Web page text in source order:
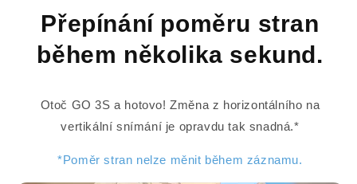
Přepínání poměru stran
během několika sekund.
Otoč GO 3S a hotovo! Změna z horizontálního na
vertikální snímání je opravdu tak snadná.*
*Poměr stran nelze měnit během záznamu.